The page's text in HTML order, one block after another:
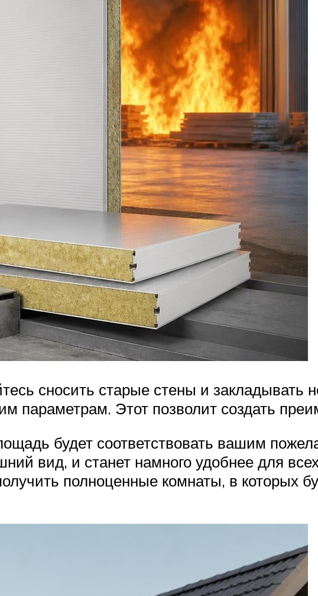
сносить старые стены и закладывать
параметрам. Этот позволит создать
будет соответствовать вашим
вид, и станет намного удобнее для
полноценные комнаты, в которых